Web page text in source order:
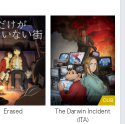
Erased
DUB
The Darwin Incident
(ITA)